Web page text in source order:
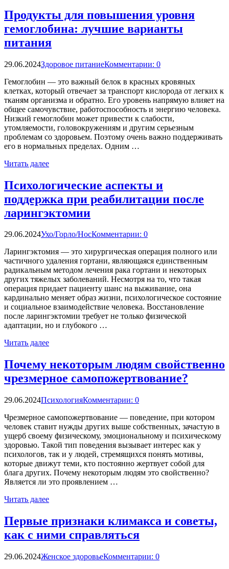
Продукты для повышения уровня
гемоглобина: лучшие варианты
питания
29.06.2024Здоровое питаниеКомментарии: 0
Гемоглобин — это важный белок в красных кровяных
клетках, который отвечает за транспорт кислорода от легких к
тканям организма и обратно. Его уровень напрямую влияет на
общее самочувствие, работоспособность и энергию человека.
Низкий гемоглобин может привести к слабости,
утомляемости, головокружениям и другим серьезным
проблемам со здоровьем. Поэтому очень важно поддерживать
его в нормальных пределах. Одним …
Читать далее
Психологические аспекты и
поддержка при реабилитации после
ларингэктомии
29.06.2024Ухо/Горло/НосКомментарии: 0
Ларингэктомия — это хирургическая операция полного или
частичного удаления гортани, являющаяся единственным
радикальным методом лечения рака гортани и некоторых
других тяжелых заболеваний. Несмотря на то, что такая
операция придает пациенту шанс на выживание, она
кардинально меняет образ жизни, психологическое состояние
и социальное взаимодействие человека. Восстановление
после ларингэктомии требует не только физической
адаптации, но и глубокого …
Читать далее
Почему некоторым людям свойственно
чрезмерное самопожертвование?
29.06.2024ПсихологияКомментарии: 0
Чрезмерное самопожертвование — поведение, при котором
человек ставит нужды других выше собственных, зачастую в
ущерб своему физическому, эмоциональному и психическому
здоровью. Такой тип поведения вызывает интерес как у
психологов, так и у людей, стремящихся понять мотивы,
которые движут теми, кто постоянно жертвует собой для
блага других. Почему некоторым людям это свойственно?
Является ли это проявлением …
Читать далее
Первые признаки климакса и советы,
как с ними справляться
29.06.2024Женское здоровьеКомментарии: 0